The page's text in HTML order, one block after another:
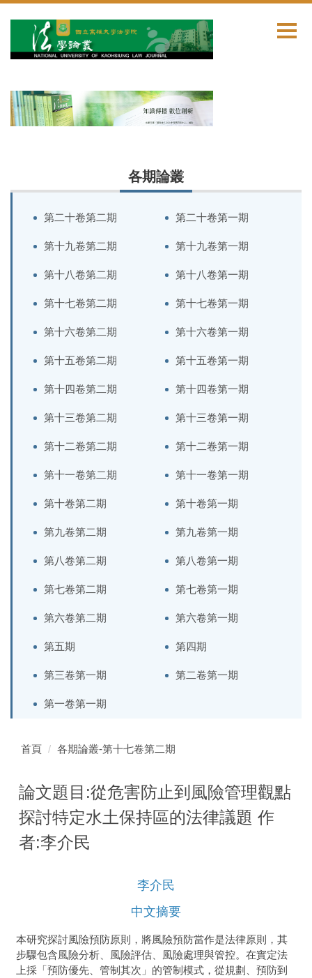
要
容
區
各期論叢
第二十卷第二期 第二十卷第一期
第十九卷第二期 第十九卷第一期
第十八卷第二期 第十八卷第一期
第十七卷第二期 第十七卷第一期
第十六卷第二期 第十六卷第一期
第十五卷第二期 第十五卷第一期
第十四卷第二期 第十四卷第一期
第十三卷第二期 第十三卷第一期
第十二卷第二期 第十二卷第一期
第十一卷第二期 第十一卷第一期
第十卷第二期 第十卷第一期
第九卷第二期 第九卷第一期
第八卷第二期 第八卷第一期
第七卷第二期 第七卷第一期
第六卷第二期 第六卷第一期
第五期 第四期
第三卷第一期 第二卷第一期
第一卷第一期
首頁 各期論叢-第十七卷第二期
論文題目:從危害防止到風險管理觀點
探討特定水土保持區的法律議題 作
者:李介民
李介民
中文摘要
本研究探討風險預防原則，將風險預防當作是法律原則，其
步驟包含風險分析、風險評估、風險處理與管控。在實定法
上採「預防優先、管制其次」的管制模式，從規劃、預防到